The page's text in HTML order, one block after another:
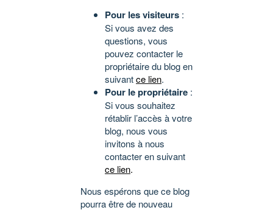
Pour les visiteurs :
Si vous avez des
questions, vous
pouvez contacter le
propriétaire du blog en
suivantce lien.
Pour le propriétaire :
Si vous souhaitez
rétablir l’accès à votre
blog, nous vous
invitons à nous
contacter en suivant
ce lien.
Nous espérons que ce blog
pourra être de nouveau